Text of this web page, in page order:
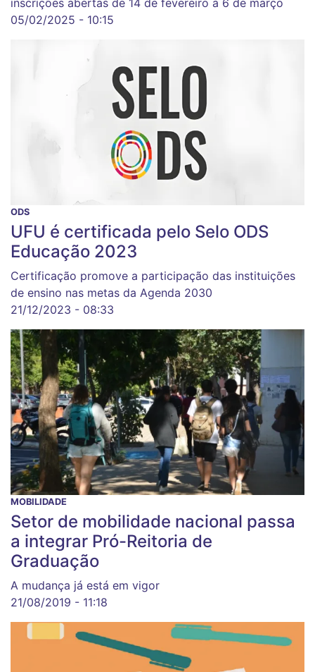
05/02/2025 - 10:15
ODS
UFU é certificada pelo Selo ODS
Educação 2023
Certificação promove a participação das instituições
de ensino nas metas da Agenda 2030
21/12/2023 - 08:33
MOBILIDADE
Setor de mobilidade nacional passa
a integrar Pró-Reitoria de
Graduação
A mudança já está em vigor
21/08/2019 - 11:18